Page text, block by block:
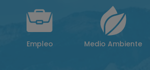
Empleo Medio Ambiente